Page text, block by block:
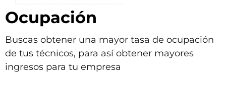
Ocupación
Buscas obtener una mayor tasa de ocupación
de tus técnicos, para así obtener mayores
ingresos para tu empresa